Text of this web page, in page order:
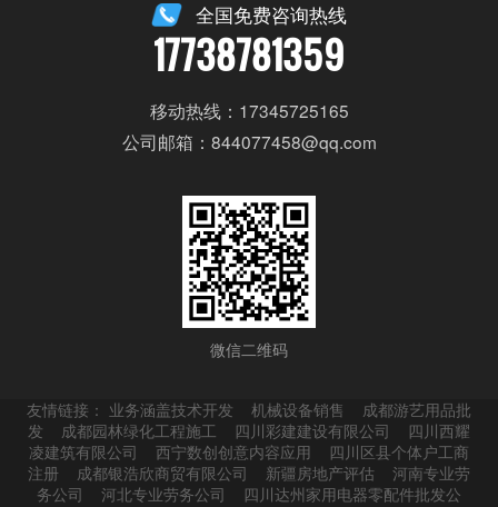
全国免费咨询热线
17738781359
移动热线：17345725165
公司邮箱：844077458@qq.com
微信二维码
友情链接： 业务涵盖技术开发 机械设备销售
成都游艺用品批
发
成都园林绿化工程施工 四川彩建建设有限公司
四川西耀
凌建筑有限公司
西宁数创创意内容应用
四川区县个体户工商
注册
成都银浩欣商贸有限公司 新疆房地产评估
河南专业劳
务公司
河北专业劳务公司
四川达州家用电器零配件批发公